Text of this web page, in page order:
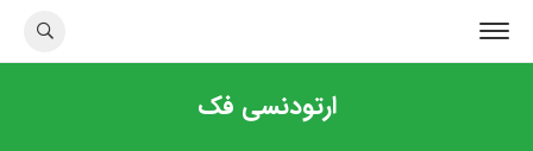
ارتودنسی فک